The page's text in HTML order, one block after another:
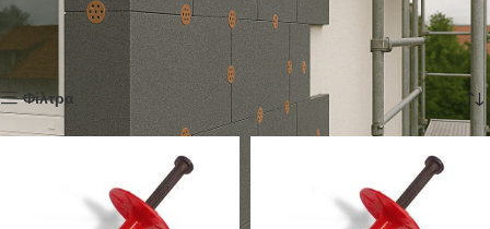
Εξωτερική Θερμομόνωση - Θερμοπρόσοψη
Προβάλλονται όλα - 2 αποτελέσματα
Show 24 36